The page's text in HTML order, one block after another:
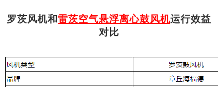
罗茨风机和雷茨空气悬浮离心鼓风机运行效益
对比